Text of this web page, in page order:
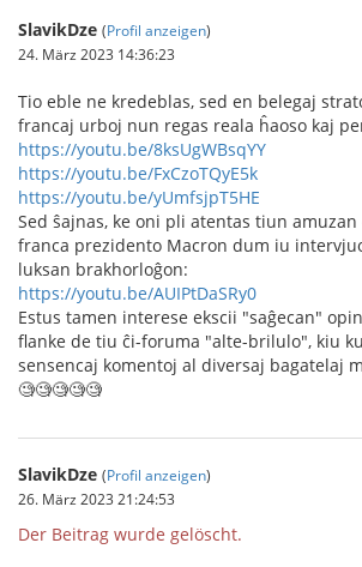
SlavikDze (Profil anzeigen)
24. März 2023 14:36:23
Tio eble ne kredeblas, sed en belegaj
francaj urboj nun regas reala ĥaoso kaj
https://youtu.be/8ksUgWBsqYY
https://youtu.be/FxCzoTQyE5k
https://youtu.be/yUmfsjpT5HE
Sed ŝajnas, ke oni pli atentas tiun
franca prezidento Macron dum iu
luksan brakhorloĝon:
https://youtu.be/AUIPtDaSRy0
Estus tamen interese ekscii "saĝecan"
flanke de tiu ĉi-foruma "alte-brilulo", kiu
sensencaj komentoj al diversaj bagatelaj
🧐🧐🧐🧐🧐
SlavikDze (Profil anzeigen)
26. März 2023 21:24:53
Der Beitrag wurde gelöscht.